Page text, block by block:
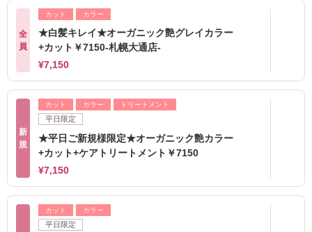
全
員
カット カラー
★白髪キレイ★オーガニック艶グレイカラー
+カット￥7150-札幌大通店-
¥7,150
新
規
カット カラー トリートメント
平日限定
★平日ご新規様限定★オーガニック艶カラー
+カット+ケアトリートメント￥7150
¥7,150
カット カラー
平日限定